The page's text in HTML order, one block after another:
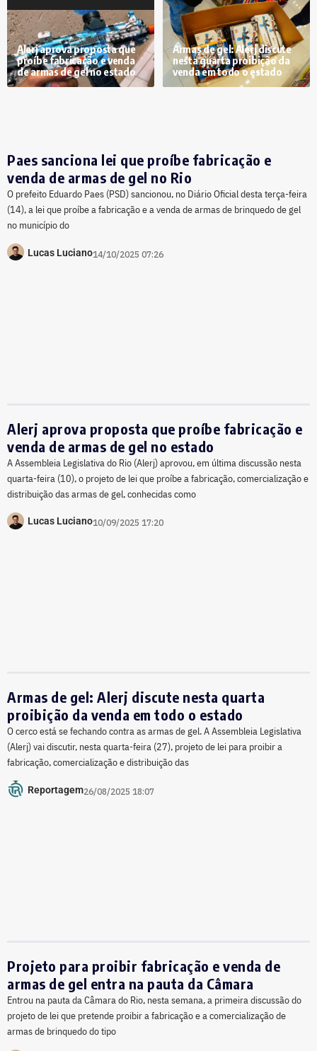
Alerj aprova proposta que
proíbe fabricação e venda
de armas de gel no estado
Armas de gel: Alerj discute
nesta quarta proibição da
venda em todo o estado
Paes sanciona lei que proíbe fabricação e
venda de armas de gel no Rio
O prefeito Eduardo Paes (PSD) sancionou, no Diário Oficial desta terça-feira
(14), a lei que proíbe a fabricação e a venda de armas de brinquedo de gel
no município do
Lucas Luciano14/10/2025 07:26
Alerj aprova proposta que proíbe fabricação e
venda de armas de gel no estado
A Assembleia Legislativa do Rio (Alerj) aprovou, em última discussão nesta
quarta-feira (10), o projeto de lei que proíbe a fabricação, comercialização e
distribuição das armas de gel, conhecidas como
Lucas Luciano10/09/2025 17:20
Armas de gel: Alerj discute nesta quarta
proibição da venda em todo o estado
O cerco está se fechando contra as armas de gel. A Assembleia Legislativa
(Alerj) vai discutir, nesta quarta-feira (27), projeto de lei para proibir a
fabricação, comercialização e distribuição das
Reportagem26/08/2025 18:07
Projeto para proibir fabricação e venda de
armas de gel entra na pauta da Câmara
Entrou na pauta da Câmara do Rio, nesta semana, a primeira discussão do
projeto de lei que pretende proibir a fabricação e a comercialização de
armas de brinquedo do tipo